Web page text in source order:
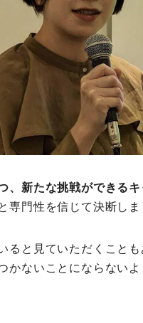
、新たな挑戦ができる
専門性を信じて決断し
ると見ていただくこと
かないことにならない